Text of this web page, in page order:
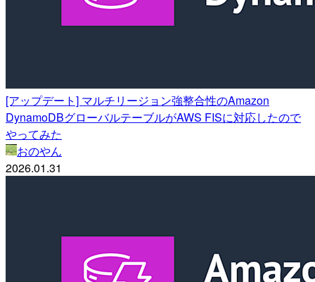
[アップデート] マルチリージョン強整合性のAmazon
DynamoDBグローバルテーブルがAWS FISに対応したので
やってみた
おのやん
2026.01.31